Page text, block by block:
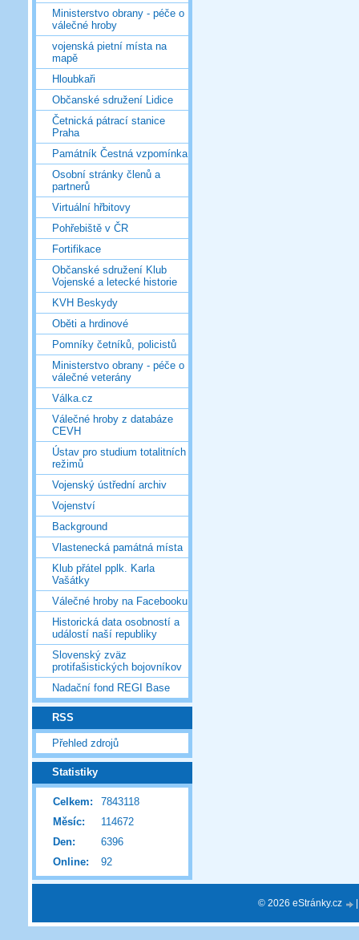
Ministerstvo obrany - péče o
válečné hroby
vojenská pietní místa na
mapě
Hloubkaři
Občanské sdružení Lidice
Četnická pátrací stanice
Praha
Památník Čestná vzpomínka
Osobní stránky členů a
partnerů
Virtuální hřbitovy
Pohřebiště v ČR
Fortifikace
Občanské sdružení Klub
Vojenské a letecké historie
KVH Beskydy
Oběti a hrdinové
Pomníky četníků, policistů
Ministerstvo obrany - péče o
válečné veterány
Válka.cz
Válečné hroby z databáze
CEVH
Ústav pro studium totalitních
režimů
Vojenský ústřední archiv
Vojenství
Background
Vlastenecká památná místa
Klub přátel pplk. Karla
Vašátky
Válečné hroby na Facebooku
Historická data osobností a
událostí naší republiky
Slovenský zväz
protifašistických bojovníkov
Nadační fond REGI Base
RSS
Přehled zdrojů
Statistiky
Online: 92
Celkem:
7843118
Měsíc:
114672
Den:
6396
© 2026 eStránky.cz